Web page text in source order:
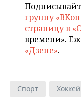
группу
страницу в
времени».
«Дзене».
Спорт Хоккей